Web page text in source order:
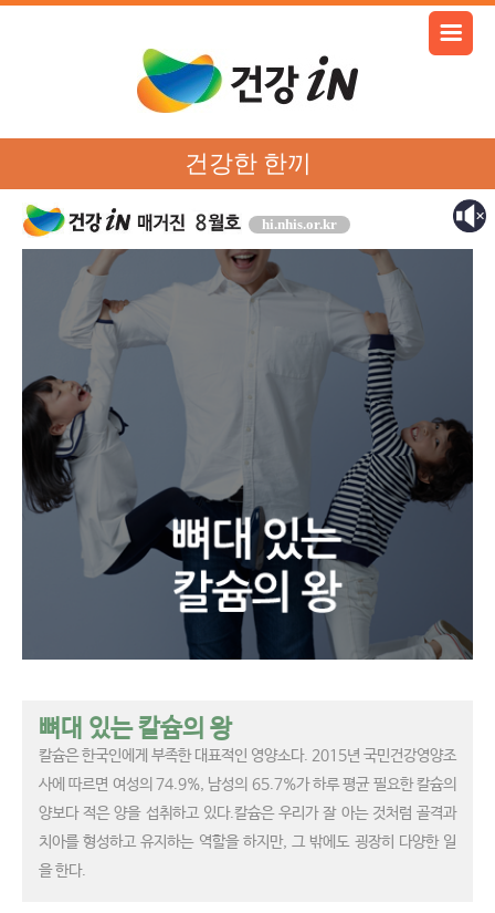
건강한 한끼
hi.nhis.or.kr
뼈대 있는 칼슘의 왕
칼슘은 한국인에게 부족한 대표적인 영양소다. 2015년 국민건강영양조
사에 따르면 여성의 74.9%, 남성의 65.7%가 하루 평균 필요한 칼슘의
양보다 적은 양을 섭취하고 있다.칼슘은 우리가 잘 아는 것처럼 골격과
치아를 형성하고 유지하는 역할을 하지만, 그 밖에도 굉장히 다양한 일
을 한다.